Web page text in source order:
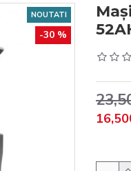
NOUTATI
-30 %